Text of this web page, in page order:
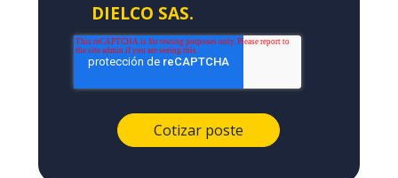
DIELCO SAS.